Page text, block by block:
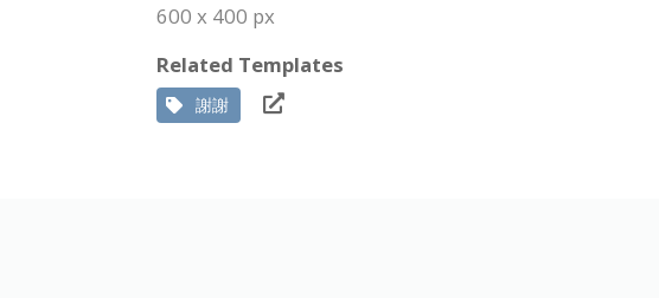
600 x 400 px
Related Templates
謝謝